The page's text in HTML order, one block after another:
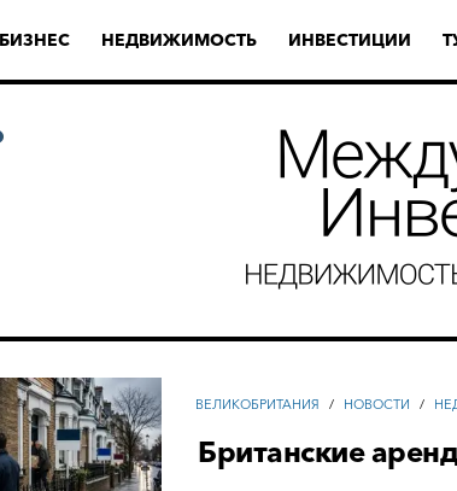
БИЗНЕС НЕДВИЖИМОСТЬ ИНВЕСТИЦИИ
ВЕЛИКОБРИТАНИЯ / НОВОСТИ /
Британские